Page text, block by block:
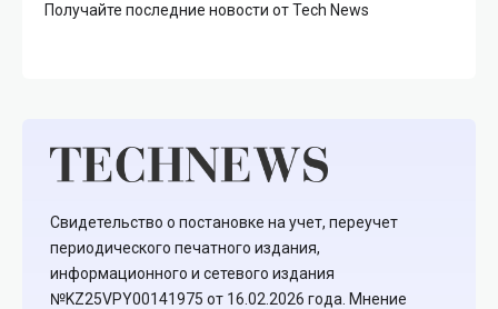
Получайте последние новости от Tech News
Свидетельство о постановке на учет, переучет
периодического печатного издания,
информационного и сетевого издания
№KZ25VPY00141975 от 16.02.2026 года. Мнение